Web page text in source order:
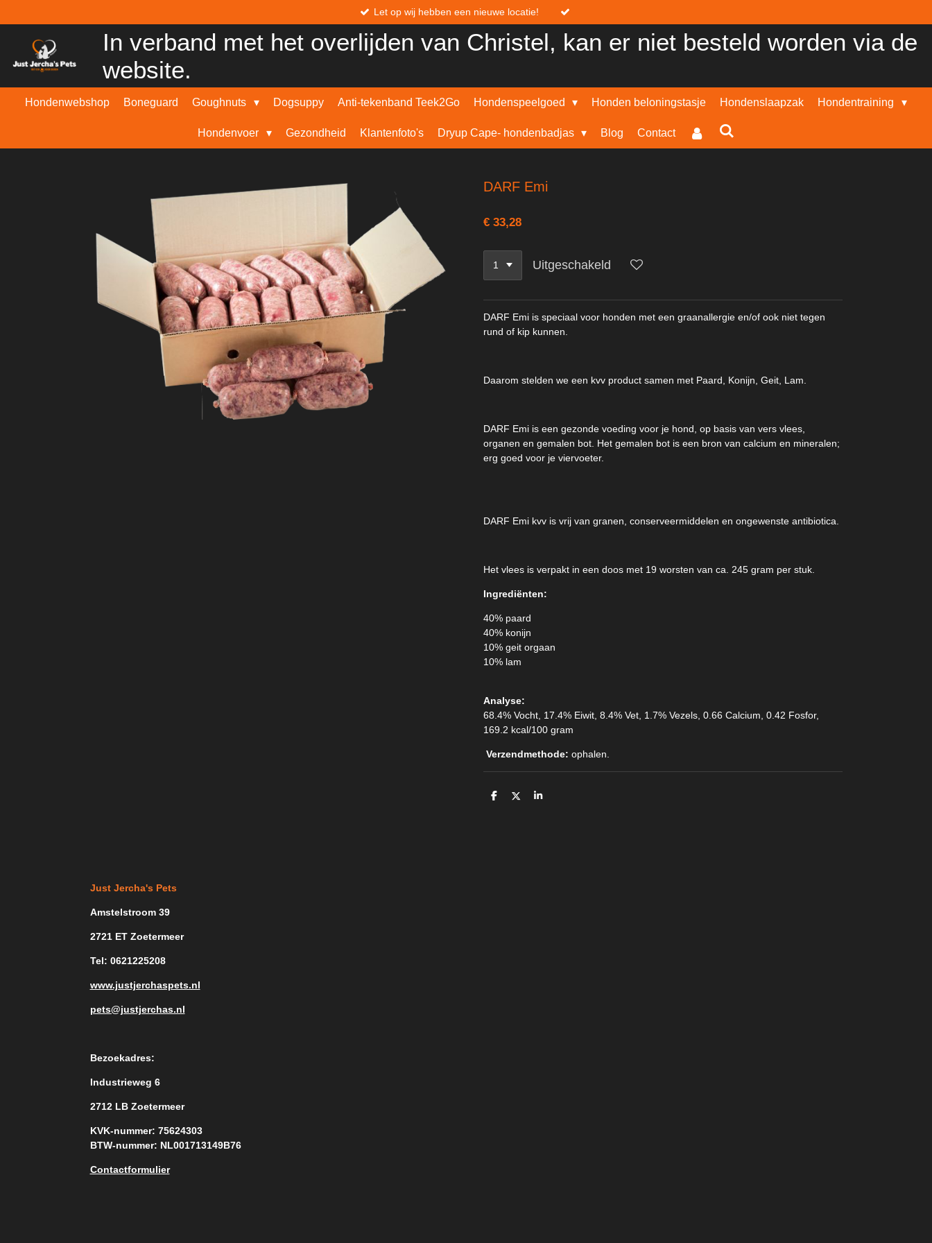
direct
hoofdinhoud
Let op wij hebben een nieuwe locatie!
In verband met het overlijden van Christel, kan er niet besteld worden via de
website.
Hondenwebshop Boneguard Goughnuts Dogsuppy Anti-tekenband Teek2Go Hondenspeelgoed Honden beloningstasje Hondenslaapzak Hondentraining
Hondenvoer Gezondheid Klantenfoto's Dryup Cape- hondenbadjas Blog Contact
DARF Emi
€ 33,28
Uitgeschakeld
DARF Emi is speciaal voor honden met een graanallergie en/of ook niet tegen
rund of kip kunnen.
Daarom stelden we een kvv product samen met Paard, Konijn, Geit, Lam.
DARF Emi is een gezonde voeding voor je hond, op basis van vers vlees,
organen en gemalen bot. Het gemalen bot is een bron van calcium en mineralen;
erg goed voor je viervoeter.
DARF Emi kvv is vrij van granen, conserveermiddelen en ongewenste antibiotica.
Het vlees is verpakt in een doos met 19 worsten van ca. 245 gram per stuk.
Ingrediënten:
40% paard
40% konijn
10% geit orgaan
10% lam
Analyse:
68.4% Vocht, 17.4% Eiwit, 8.4% Vet, 1.7% Vezels, 0.66 Calcium, 0.42 Fosfor,
169.2 kcal/100 gram
Verzendmethode: ophalen.
D
D
S
Just Jercha's Pets
Amstelstroom 39
2721 ET Zoetermeer
Tel: 0621225208
www.justjerchaspets.nl
pets@justjerchas.nl
Bezoekadres:
Industrieweg 6
2712 LB Zoetermeer
KVK-nummer: 75624303
BTW-nummer: NL001713149B76
Contactformulier